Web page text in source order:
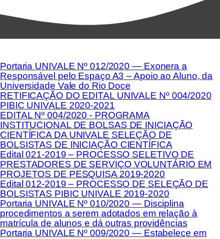
Portaria UNIVALE Nº 012/2020 — Exonera a
Responsável pelo Espaço A3 – Apoio ao Aluno, da
Universidade Vale do Rio Doce
RETIFICAÇÃO DO EDITAL UNIVALE Nº 004/2020
PIBIC UNIVALE 2020-2021
EDITAL Nº 004/2020 - PROGRAMA
INSTITUCIONAL DE BOLSAS DE INICIAÇÃO
CIENTÍFICA DA UNIVALE SELEÇÃO DE
BOLSISTAS DE INICIAÇÃO CIENTÍFICA
Edital 021-2019 – PROCESSO SELETIVO DE
PRESTADORES DE SERVIÇO VOLUNTÁRIO EM
PROJETOS DE PESQUISA 2019-2020
Edital 012-2019 – PROCESSO DE SELEÇÃO DE
BOLSISTAS PIBIC UNIVALE 2019-2020
Portaria UNIVALE Nº 010/2020 — Disciplina
procedimentos a serem adotados em relação à
matrícula de alunos e dá outras providências
Portaria UNIVALE Nº 009/2020 — Estabelece em